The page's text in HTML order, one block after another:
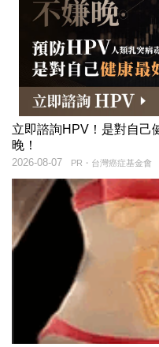
立即諮詢HPV！是對自己
晚！
PR・台灣癌症基金會
2026-08-07